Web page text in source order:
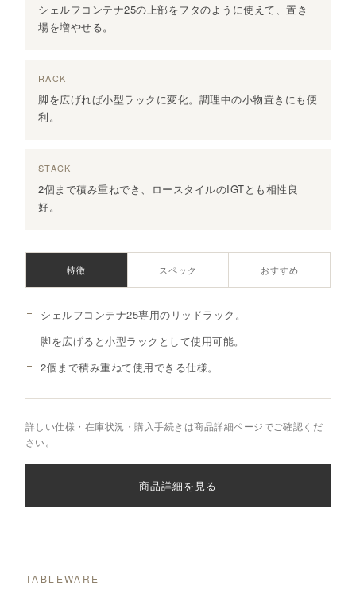
シェルフコンテナ25の上部をフタのように使えて、置き
場を増やせる。
RACK
脚を広げれば小型ラックに変化。調理中の小物置きにも便
利。
STACK
2個まで積み重ねでき、ロースタイルのIGTとも相性良
好。
特徴 スペック おすすめ
シェルフコンテナ25専用のリッドラック。
脚を広げると小型ラックとして使用可能。
2個まで積み重ねて使用できる仕様。
詳しい仕様・在庫状況・購入手続きは商品詳細ページでご確認くだ
さい。
商品詳細を見る
TABLEWARE